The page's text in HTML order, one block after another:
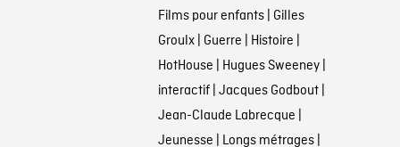
Films pour enfants| Gilles
Groulx| Guerre | Histoire |
HotHouse | Hugues Sweeney|
interactif| Jacques Godbout|
Jean-Claude Labrecque |
Jeunesse | Longs métrages|